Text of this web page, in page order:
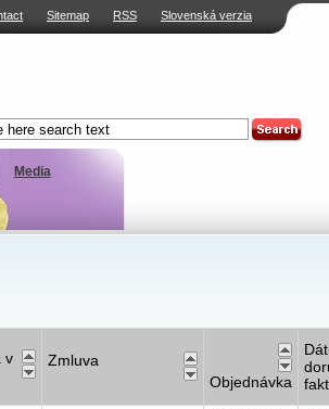
Sitemap RSS Slovenská verzia
Media
v
Zmluva
Objednávka